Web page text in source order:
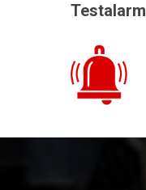
Testalarm